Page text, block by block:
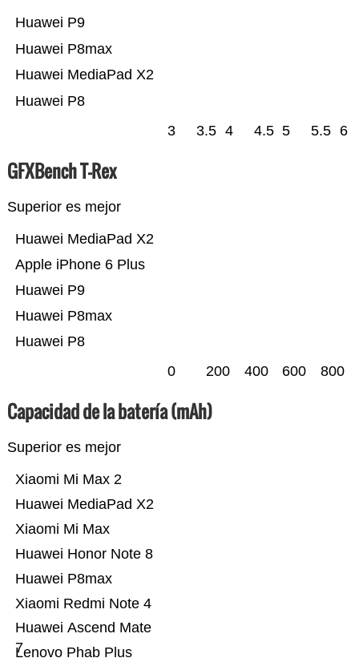
Huawei P8
Huawei MediaPad X2
Huawei P8max
Huawei P9
3 3.5 4 4.5 5 5.5 6
GFXBench T-Rex
Superior es mejor
Huawei P8
Huawei P8max
Huawei P9
Apple iPhone 6 Plus
Huawei MediaPad X2
0 200 400 600 800
Capacidad de la batería (mAh)
Superior es mejor
Lenovo Phab Plus
Huawei Ascend Mate
7
Xiaomi Redmi Note 4
Huawei P8max
Huawei Honor Note 8
Xiaomi Mi Max
Huawei MediaPad X2
Xiaomi Mi Max 2